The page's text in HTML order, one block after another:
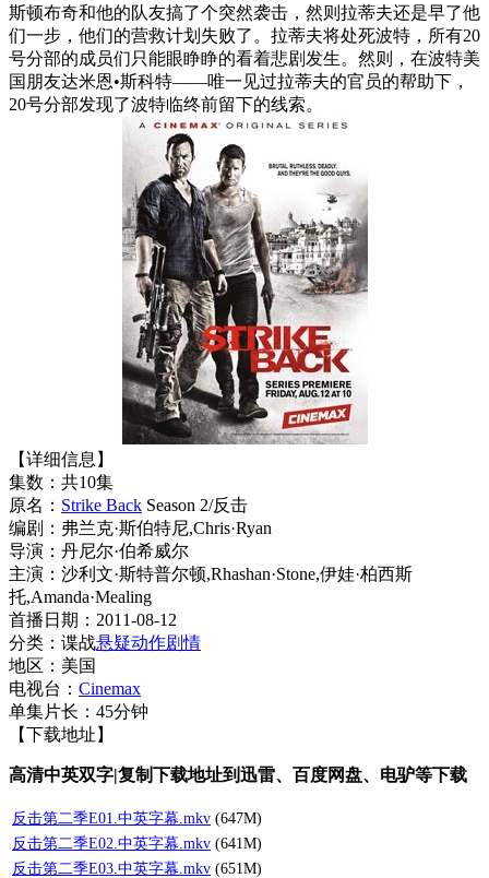
斯顿布奇和他的队友搞了个突然袭击，然则拉蒂夫还是早了他
们一步，他们的营救计划失败了。拉蒂夫将处死波特，所有20
号分部的成员们只能眼睁睁的看着悲剧发生。然则，在波特美
国朋友达米恩•斯科特——唯一见过拉蒂夫的官员的帮助下，
20号分部发现了波特临终前留下的线索。
【详细信息】
集数：共10集
原名： Strike Back Season 2/反击
编剧：弗兰克·斯伯特尼,Chris·Ryan
导演：丹尼尔·伯希威尔
主演：沙利文·斯特普尔顿,Rhashan·Stone,伊娃·柏西斯
托,Amanda·Mealing
首播日期：2011-08-12
分类：谍战悬疑动作剧情
地区：美国
电视台： Cinemax
单集片长：45分钟
【下载地址】
高清中英双字|复制下载地址到迅雷、百度网盘、电驴等下载
反击第二季E01.中英字幕.mkv (647M)
反击第二季E02.中英字幕.mkv (641M)
反击第二季E03.中英字幕.mkv (651M)